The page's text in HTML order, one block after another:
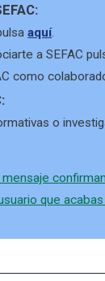
aquí.
a SEFAC
como
o
que acabas